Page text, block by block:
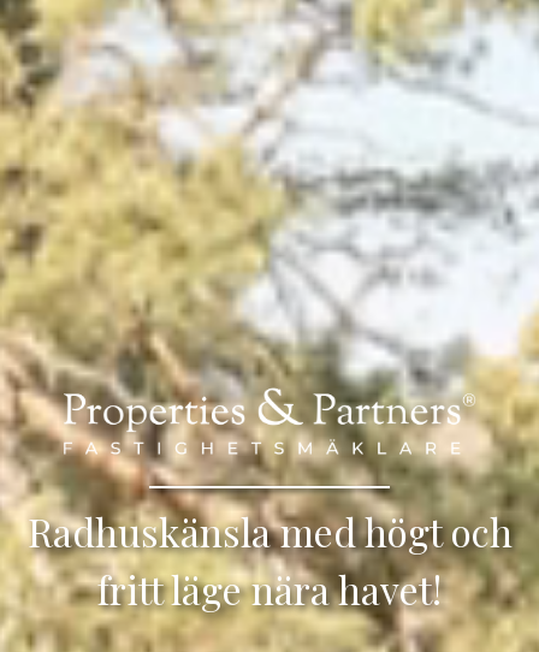
Radhuskänsla med högt och
fritt läge nära havet!